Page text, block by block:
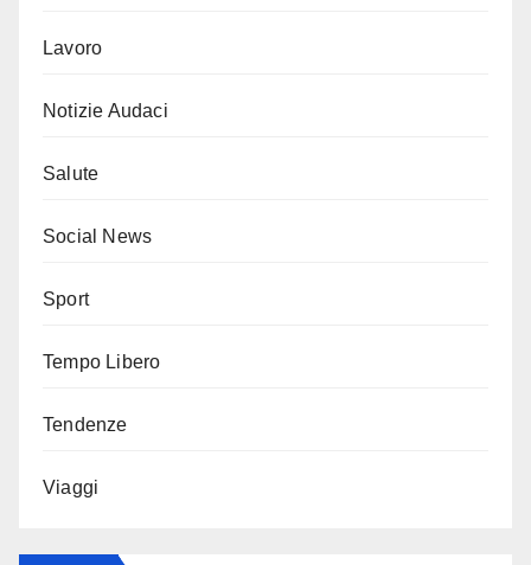
Lavoro
Notizie Audaci
Salute
Social News
Sport
Tempo Libero
Tendenze
Viaggi